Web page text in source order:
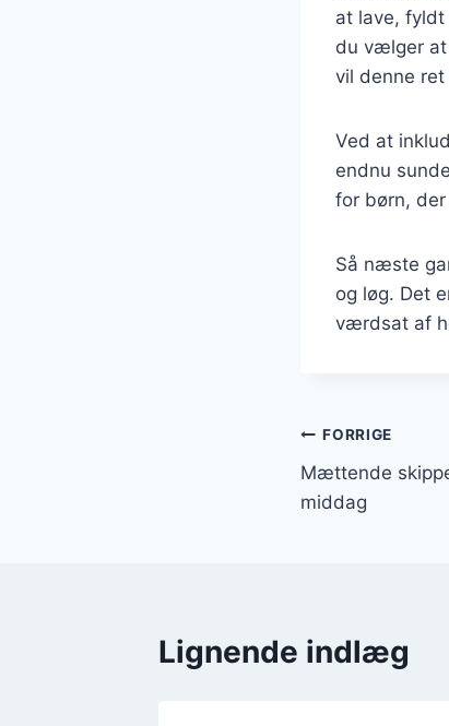
at lave,
du vælger at
vil denne
Ved at
endnu
for børn,
Så næste
og løg. Det
værdsat af
FORRIGE
Mættende
middag
Lignende indlæg